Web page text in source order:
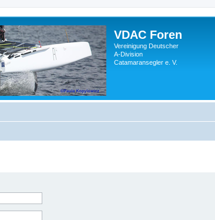
VDAC Foren
Vereinigung Deutscher
A-Division
Catamaransegler e. V.